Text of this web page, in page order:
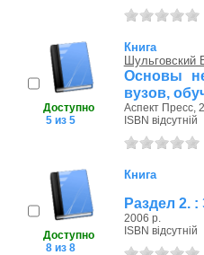
Доступно
5 из 5
Книга
Шульговский
Основы
вузов,
Аспект Пресс,
ISBN відсутній
Доступно
8 из 8
Книга
Раздел 2.
2006 р.
ISBN відсутній